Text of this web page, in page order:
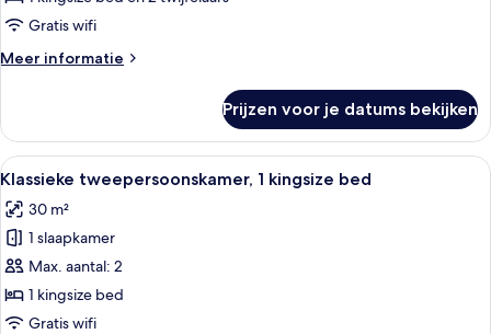
Gratis wifi
Meer informatie
Meer
vierpersoonskamer
Prijzen voor je datums bekijken
Alle
foto's
voor
Klassieke
tweepersoonskamer,
1
kingsize
Een slaapkamer met een bed,
12
Klassieke tweepersoonskamer, 1 kingsize bed
30 m²
1 slaapkamer
Max. aantal: 2
1 kingsize bed
Gratis wifi